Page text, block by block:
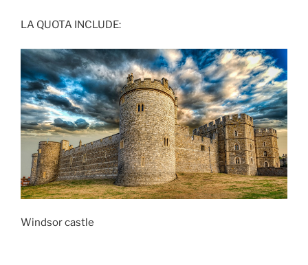
LA QUOTA INCLUDE:
Windsor castle